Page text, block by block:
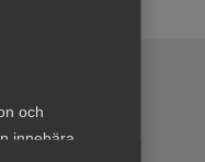
och
innebära